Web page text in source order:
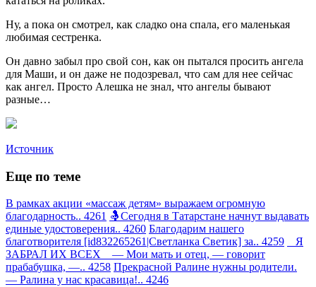
Ну, а пока он смотрел, как сладко она спала, его маленькая
любимая сестренка.
Он давно забыл про свой сон, как он пытался просить ангела
для Маши, и он даже не подозревал, что сам для нее сейчас
как ангел. Просто Алешка не знал, что ангелы бывают
разные…
Источник
Еще по теме
В рамках акции «массаж детям» выражаем огромную
благодарность.. 4261 🤱Сегодня в Татарстане начнут выдавать
единые удостоверения.. 4260 Благодарим нашего
благотворителя [id832265261|Светланка Светик] за.. 4259
Я
ЗАБРАЛ ИХ ВСЕХ — Мои мать и отец, — говорит
прабабушка, —.. 4258 Прекрасной Ралине нужны родители.
— Ралина у нас красавица!.. 4246